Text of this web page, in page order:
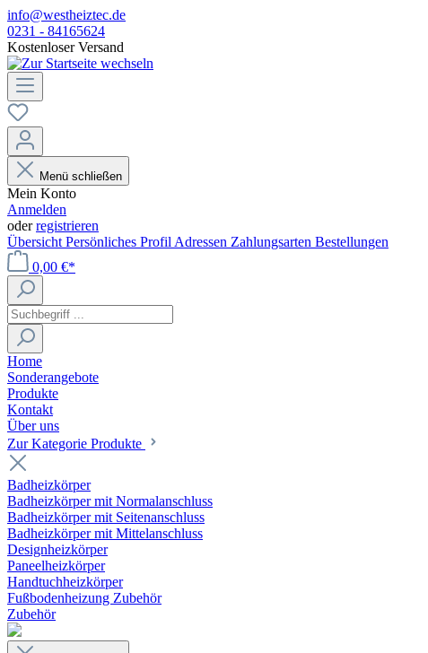
info@westheiztec.de
0231 - 84165624
Kostenloser Versand
Menü schließen
Mein Konto
Anmelden
oderregistrieren
Übersicht Persönliches Profil Adressen Zahlungsarten Bestellungen
0,00 €*
Home
Sonderangebote
Produkte
Kontakt
Über uns
Zur Kategorie Produkte
Badheizkörper
Badheizkörper mit Normalanschluss
Badheizkörper mit Seitenanschluss
Badheizkörper mit Mittelanschluss
Designheizkörper
Paneelheizkörper
Handtuchheizkörper
Fußbodenheizung Zubehör
Zubehör